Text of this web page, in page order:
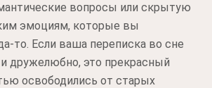
вопросы или скрытую
эмоциям, которые вы
то. Если ваша переписка во сне
дружелюбно, это прекрасный
освободились от старых